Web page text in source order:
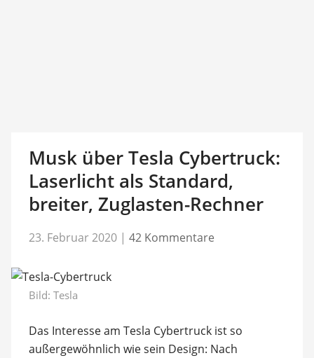
Musk über Tesla Cybertruck:
Laserlicht als Standard,
breiter, Zuglasten-Rechner
23. Februar 2020 | 42 Kommentare
Bild: Tesla
Das Interesse am Tesla Cybertruck ist so
außergewöhnlich wie sein Design: Nach